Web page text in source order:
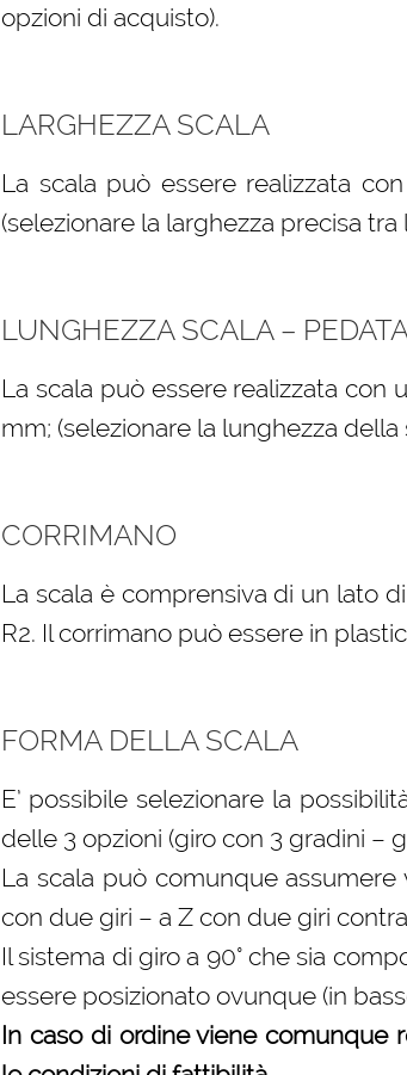
opzioni di acquisto).
LARGHEZZA SCALA
La scala può essere realizzata
(selezionare la larghezza precisa
LUNGHEZZA SCALA –
La scala può essere realizzata
mm; (selezionare la lunghezza
CORRIMANO
La scala è comprensiva di un lato
R2. Il corrimano può essere in
FORMA DELLA SCALA
E’ possibile selezionare la
delle 3 opzioni (giro con 3 gradini –
La scala può comunque
con due giri – a Z con due giri
Il sistema di giro a 90° che sia
essere posizionato ovunque (in
In caso di ordine viene comunque